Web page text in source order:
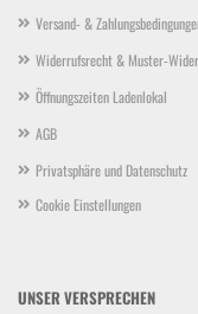
Versand- &
Widerrufsrecht & Muster-
Öffnungszeiten Ladenlokal
AGB
Privatsphäre und Datenschutz
Cookie Einstellungen
UNSER VERSPRECHEN